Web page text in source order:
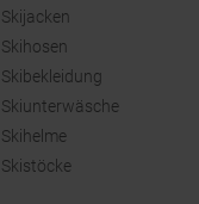
Skijacken
Skihosen
Skibekleidung
Skiunterwäsche
Skihelme
Skistöcke